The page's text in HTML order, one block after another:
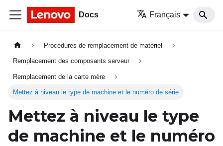
Docs Français
Procédures de remplacement de matériel
Remplacement des composants serveur
Remplacement de la carte mère
Mettez à niveau le type de machine et le numéro de série
Mettez à niveau le type
de machine et le numéro